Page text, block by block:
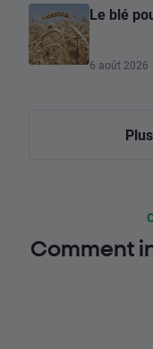
Le blé
6 août 2026
Comment